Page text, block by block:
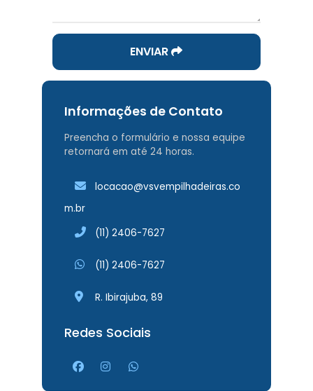
Informações de Contato
Preencha o formulário e nossa equipe
retornará em até 24 horas.
locacao@vsvempilhadeiras.co
m.br
(11) 2406-7627
(11) 2406-7627
R. Ibirajuba, 89
Redes Sociais
ENVIAR